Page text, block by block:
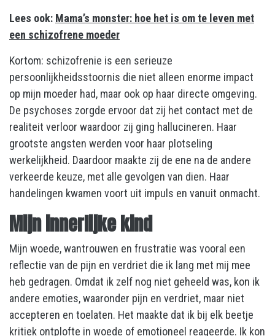
Lees ook: Mama’s monster: hoe het is om te leven met
een schizofrene moeder
Kortom: schizofrenie is een serieuze
persoonlijkheidsstoornis die niet alleen enorme impact
op mijn moeder had, maar ook op haar directe omgeving.
De psychoses zorgde ervoor dat zij het contact met de
realiteit verloor waardoor zij ging hallucineren. Haar
grootste angsten werden voor haar plotseling
werkelijkheid. Daardoor maakte zij de ene na de andere
verkeerde keuze, met alle gevolgen van dien. Haar
handelingen kwamen voort uit impuls en vanuit onmacht.
Mijn innerlijke kind
Mijn woede, wantrouwen en frustratie was vooral een
reflectie van de pijn en verdriet die ik lang met mij mee
heb gedragen. Omdat ik zelf nog niet geheeld was, kon ik
andere emoties, waaronder pijn en verdriet, maar niet
accepteren en toelaten. Het maakte dat ik bij elk beetje
kritiek ontplofte in woede of emotioneel reageerde. Ik kon